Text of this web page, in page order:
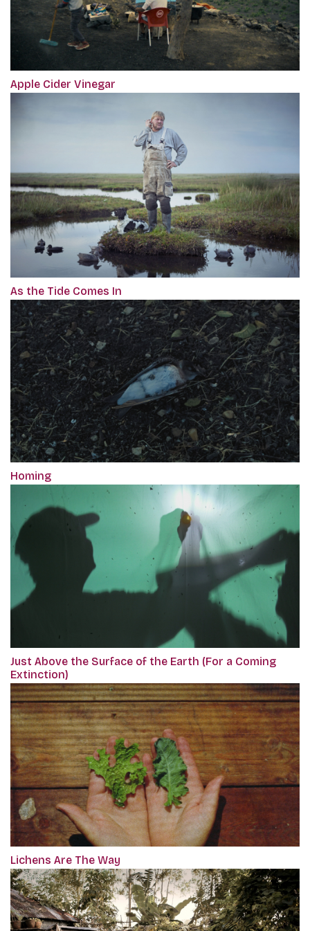
Apple Cider Vinegar
As the Tide Comes In
Homing
Just Above the Surface of the Earth (For a Coming
Extinction)
Lichens Are The Way